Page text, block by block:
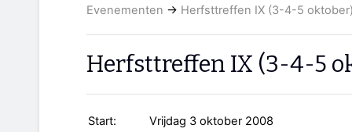
RSS
Evenementen → Herfsttreffen IX (3-4-5
Herfsttreffen IX (3-4-5
Start:
Vrijdag 3 oktober 2008